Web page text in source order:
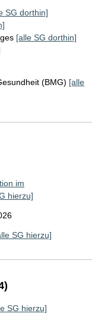
SG dorthin]
[alle SG dorthin]
(BMG) [alle
im
hierzu]
SG hierzu]
SG hierzu]